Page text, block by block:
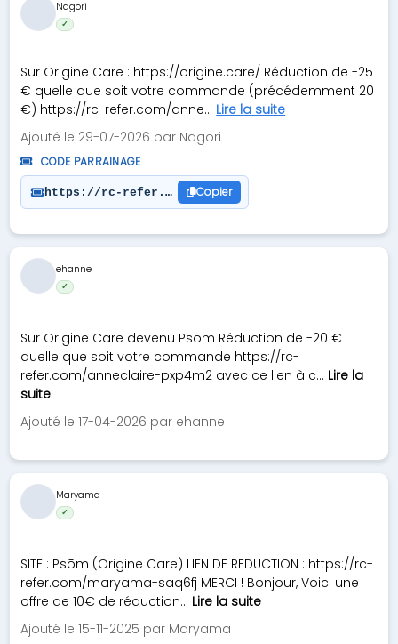
Sur Origine Care : https://origine.care/ Réduction de -25
€ quelle que soit votre commande (précédemment 20
€) https://rc-refer.com/anne... Lire la suite
Ajouté le 29-07-2026 par Nagori
CODE PARRAINAGE
https://rc-refer.com/anneclaire-pxp4m2
Copier
Nagori
✓
Sur Origine Care devenu Psōm Réduction de -20 €
quelle que soit votre commande https://rc-
refer.com/anneclaire-pxp4m2 avec ce lien à c... Lire la
suite
Ajouté le 17-04-2026 par ehanne
ehanne
✓
SITE : Psōm (Origine Care) LIEN DE REDUCTION : https://rc-
refer.com/maryama-saq6fj MERCI ! Bonjour, Voici une
offre de 10€ de réduction... Lire la suite
Ajouté le 15-11-2025 par Maryama
Maryama
✓